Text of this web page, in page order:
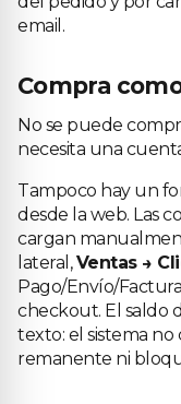
email.
Compra
No se puede
necesita una
Tampoco hay un
desde la web. Las
cargan
lateral,Ventas →
Pago/Envío/
checkout. El saldo
texto: el sistema
remanente ni